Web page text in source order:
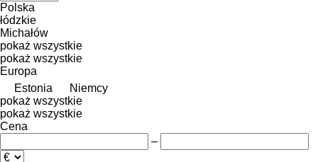
Polska
łódzkie
Michałów
pokaż wszystkie
pokaż wszystkie
Europa
Estonia
Niemcy
pokaż wszystkie
pokaż wszystkie
Cena
–